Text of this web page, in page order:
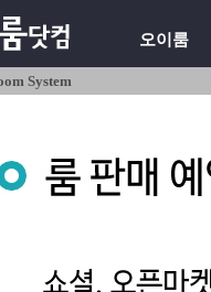
오이룸
Room System